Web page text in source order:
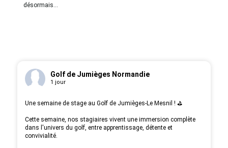
désormais…
Golf de Jumièges Normandie
1 jour
Une semaine de stage au Golf de Jumièges-Le Mesnil ! ⛳️
Cette semaine, nos stagiaires vivent une immersion complète
dans l'univers du golf, entre apprentissage, détente et
convivialité.